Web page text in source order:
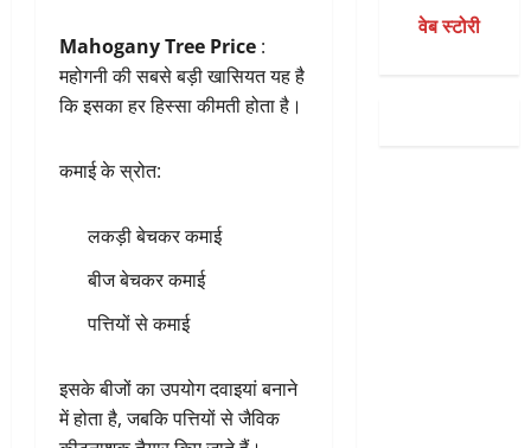
Mahogany Tree Price :
महोगनी की सबसे बड़ी खासियत यह है
कि इसका हर हिस्सा कीमती होता है।
कमाई के स्रोत:
लकड़ी बेचकर कमाई
बीज बेचकर कमाई
पत्तियों से कमाई
इसके बीजों का उपयोग दवाइयां बनाने
में होता है, जबकि पत्तियों से जैविक
वेब स्टोरी